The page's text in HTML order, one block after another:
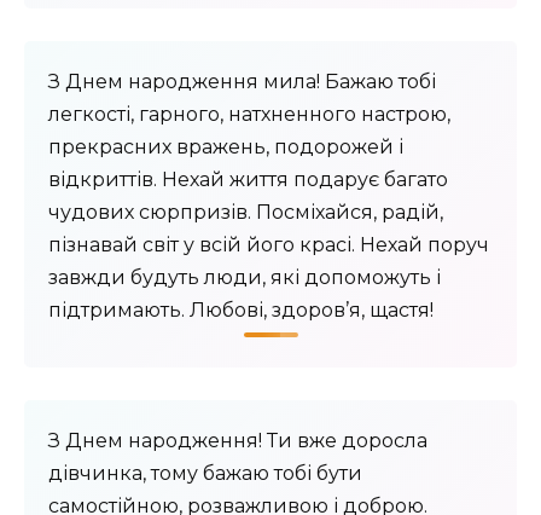
З Днем народження мила! Бажаю тобі
легкості, гарного, натхненного настрою,
прекрасних вражень, подорожей і
відкриттів. Нехай життя подарує багато
чудових сюрпризів. Посміхайся, радій,
пізнавай світ у всій його красі. Нехай поруч
завжди будуть люди, які допоможуть і
підтримають. Любові, здоров’я, щастя!
З Днем народження! Ти вже доросла
дівчинка, тому бажаю тобі бути
самостійною, розважливою і доброю.